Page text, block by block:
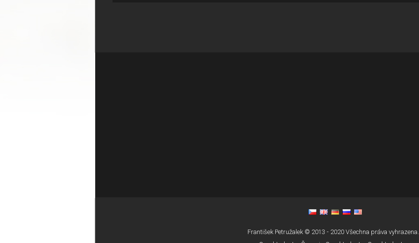
František Petružalek © 2013 - 2020 Všechna práva vyhrazena.